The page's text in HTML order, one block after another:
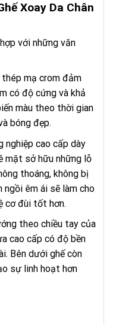
Xoay Da Chân
với những văn
thép mạ crom đảm
có độ cứng và khả
màu theo thời gian
bóng đẹp.
cao cấp dày
mặt sở hữu những lỗ
thoáng, không bị
êm ái sẽ làm cho
cơ đùi tốt hơn.
theo chiều tay của
cao cấp có độ bền
Bên dưới ghế còn
sự linh hoạt hơn